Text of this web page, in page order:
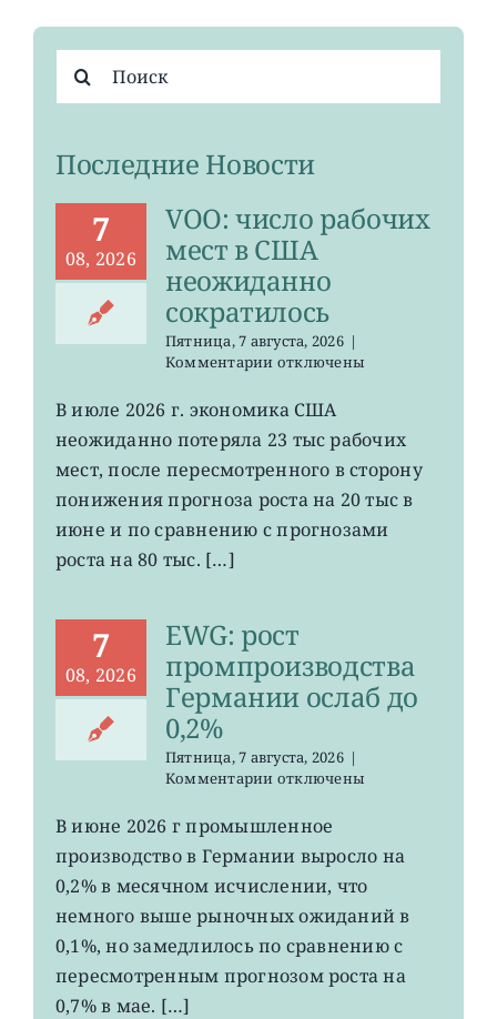
поиска:
Последние Новости
7
08, 2026
VOO: число рабочих
мест в США
неожиданно
сократилось
Пятница, 7 августа, 2026 |
Комментариик
VOO:
рабочих
мест
США
неожиданно
отключены
В июле 2026 г. экономика США
неожиданно потеряла 23 тыс рабочих
мест, после пересмотренного в сторону
понижения прогноза роста на 20 тыс в
июне и по сравнению с прогнозами
роста на 80 тыс. […]
7
08, 2026
EWG: рост
промпроизводства
Германии ослаб до
0,2%
Пятница, 7 августа, 2026 |
Комментариик
EWG:
рост
промпроизводства
Германии
до
0,2%
отключены
В июне 2026 г промышленное
производство в Германии выросло на
0,2% в месячном исчислении, что
немного выше рыночных ожиданий в
0,1%, но замедлилось по сравнению с
пересмотренным прогнозом роста на
0,7% в мае. […]